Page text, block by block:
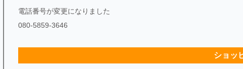
電話番号が変更になりました
080-5859-3646
ショッ